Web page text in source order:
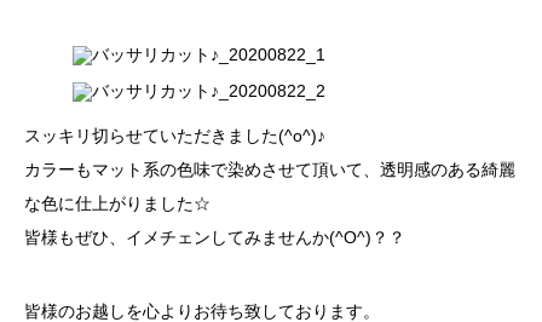
スッキリ切らせていただきました(^o^)♪
カラーもマット系の色味で染めさせて頂いて、透明感のある綺麗
な色に仕上がりました☆
皆様もぜひ、イメチェンしてみませんか(^O^)？？
皆様のお越しを心よりお待ち致しております。